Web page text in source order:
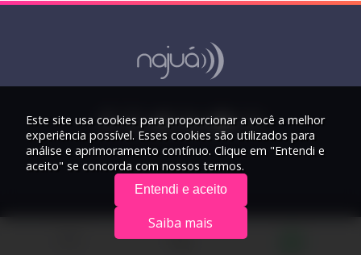
© 2026 Rádio Najuá - Todos os direitos reservados.
Este site usa cookies para proporcionar a você a melhor
experiência possível. Esses cookies são utilizados para
análise e aprimoramento contínuo. Clique em "Entendi e
aceito" se concorda com nossos termos.
Entendi e aceito
Saiba mais